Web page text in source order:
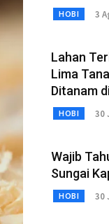
HOBI 3
Lahan
Lima
Ditanam
HOBI 30
Wajib
Sungai
HOBI 30